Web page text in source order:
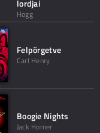
lordjai
Hogg
Felpörgetve
Carl Henry
Boogie Nights
Jack Horner